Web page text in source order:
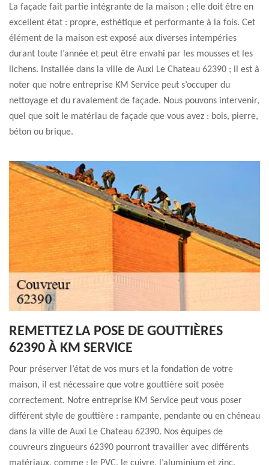
La façade fait partie intégrante de la maison ; elle doit être en
excellent état : propre, esthétique et performante à la fois. Cet
élément de la maison est exposé aux diverses intempéries
durant toute l’année et peut être envahi par les mousses et les
lichens. Installée dans la ville de Auxi Le Chateau 62390 ; il est à
noter que notre entreprise KM Service peut s’occuper du
nettoyage et du ravalement de façade. Nous pouvons intervenir,
quel que soit le matériau de façade que vous avez : bois, pierre,
béton ou brique.
REMETTEZ LA POSE DE GOUTTIÈRES
62390 À KM SERVICE
Pour préserver l’état de vos murs et la fondation de votre
maison, il est nécessaire que votre gouttière soit posée
correctement. Notre entreprise KM Service peut vous poser
différent style de gouttière : rampante, pendante ou en chéneau
dans la ville de Auxi Le Chateau 62390. Nos équipes de
couvreurs zingueurs 62390 pourront travailler avec différents